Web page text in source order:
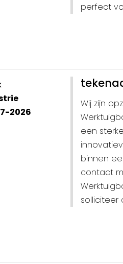
perfect
2026
Wij zijn
een
binnen
contact
solliciteer